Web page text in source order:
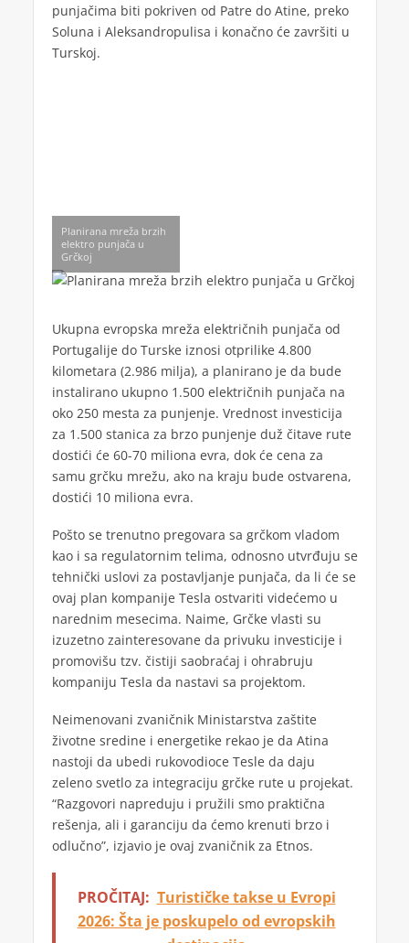
punjačima biti pokriven od Patre do Atine, preko
Soluna i Aleksandropulisa i konačno će završiti u
Turskoj.
Planirana mreža brzih
elektro punjača u
Grčkoj
Ukupna evropska mreža električnih punjača od
Portugalije do Turske iznosi otprilike 4.800
kilometara (2.986 milja), a planirano je da bude
instalirano ukupno 1.500 električnih punjača na
oko 250 mesta za punjenje. Vrednost investicija
za 1.500 stanica za brzo punjenje duž čitave rute
dostići će 60-70 miliona evra, dok će cena za
samu grčku mrežu, ako na kraju bude ostvarena,
dostići 10 miliona evra.
Pošto se trenutno pregovara sa grčkom vladom
kao i sa regulatornim telima, odnosno utvrđuju se
tehnički uslovi za postavljanje punjača, da li će se
ovaj plan kompanije Tesla ostvariti videćemo u
narednim mesecima. Naime, Grčke vlasti su
izuzetno zainteresovane da privuku investicije i
promovišu tzv. čistiji saobraćaj i ohrabruju
kompaniju Tesla da nastavi sa projektom.
Neimenovani zvaničnik Ministarstva zaštite
životne sredine i energetike rekao je da Atina
nastoji da ubedi rukovodioce Tesle da daju
zeleno svetlo za integraciju grčke rute u projekat.
“Razgovori napreduju i pružili smo praktična
rešenja, ali i garanciju da ćemo krenuti brzo i
odlučno”, izjavio je ovaj zvaničnik za Etnos.
PROČITAJ: Turističke takse u Evropi
2026: Šta je poskupelo od evropskih